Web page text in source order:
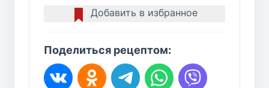
Добавить в избранное
Поделиться рецептом: